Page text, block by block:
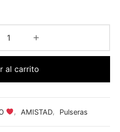
al carrito
, AMISTAD, Pulseras